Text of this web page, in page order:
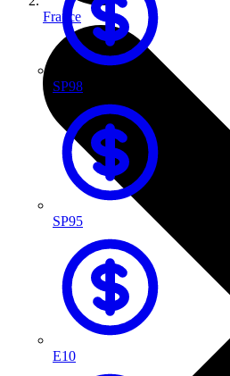
SP98
SP95
E10
France